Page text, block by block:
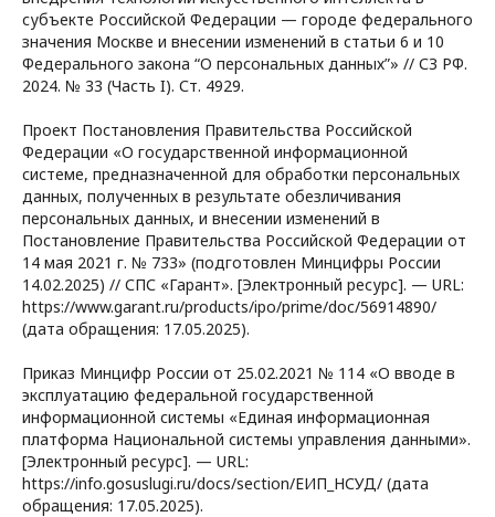
субъекте Российской Федерации — городе федерального
значения Москве и внесении изменений в статьи 6 и 10
Федерального закона “О персональных данных”» // СЗ РФ.
2024. № 33 (Часть I). Ст. 4929.
Проект Постановления Правительства Российской
Федерации «О государственной информационной
системе, предназначенной для обработки персональных
данных, полученных в результате обезличивания
персональных данных, и внесении изменений в
Постановление Правительства Российской Федерации от
14 мая 2021 г. № 733» (подготовлен Минцифры России
14.02.2025) // СПС «Гарант». [Электронный ресурс]. — URL:
https://www.garant.ru/products/ipo/prime/doc/56914890/
(дата обращения: 17.05.2025).
Приказ Минцифр России от 25.02.2021 № 114 «О вводе в
эксплуатацию федеральной государственной
информационной системы «Единая информационная
платформа Национальной системы управления данными».
[Электронный ресурс]. — URL:
https://info.gosuslugi.ru/docs/section/ЕИП_НСУД/ (дата
обращения: 17.05.2025).